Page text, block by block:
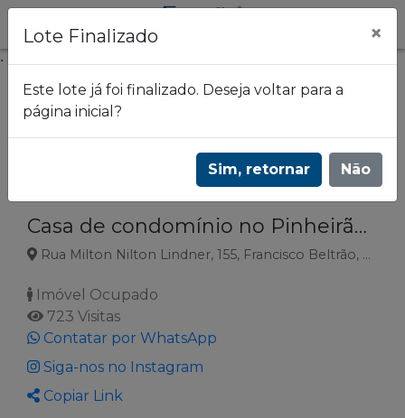
.
Frazão Leilões
Leilão de 170 imóveis do Banco Itaú | 3619
Casa de condomínio no Pinheirão, Francisco Beltrão PR
Rua Milton Nilton Lindner, 155, Francisco Beltrão, PR
Imóvel Ocupado
723 Visitas
Contatar por WhatsApp
Siga-nos no Instagram
Copiar Link
Lote Finalizado ×
Este lote já foi finalizado. Deseja voltar para a
página inicial?
Sim, retornar Não